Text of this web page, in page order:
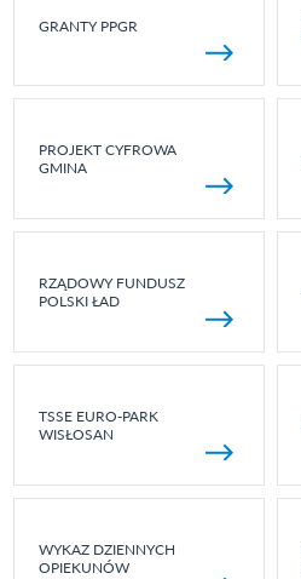
GRANTY PPGR
PROJEKT CYFROWA
GMINA
RZĄDOWY FUNDUSZ
POLSKI ŁAD
TSSE EURO-PARK
WISŁOSAN
WYKAZ DZIENNYCH
OPIEKUNÓW